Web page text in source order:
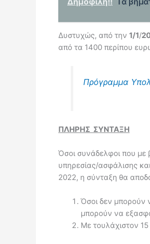
Δυστυχώς, από την 1/1/
από τα 1400 περίπου
Πρόγραμμα
ΠΛΗΡΗΣ ΣΥΝΤΑΞΗ
Όσοι συνάδελφοι που με
υπηρεσίας/ασφάλισης
2022, η σύνταξη θα
Όσοι δεν μπορούν
μπορούν να
Με τουλάχιστον